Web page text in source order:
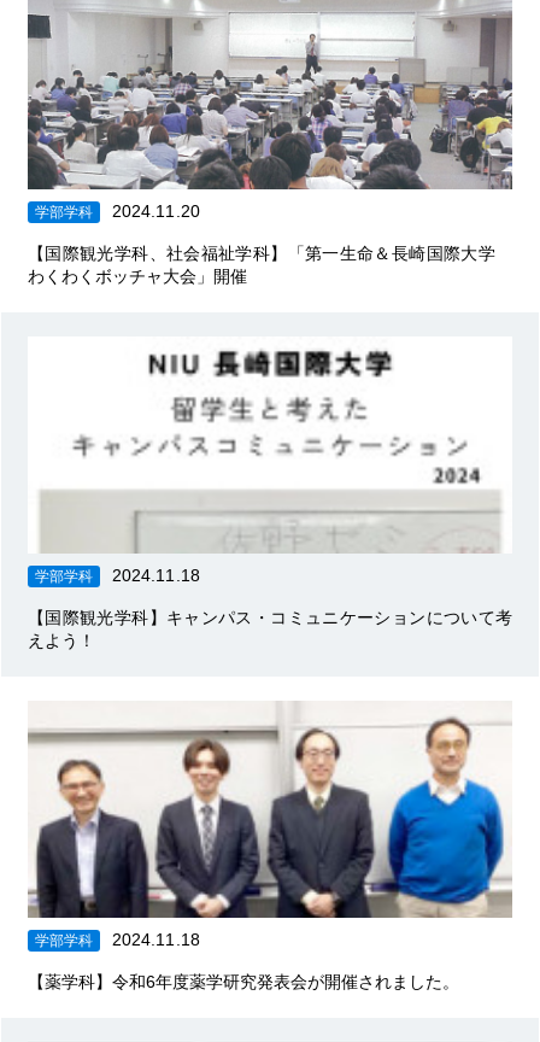
学部学科 2024.11.20
【国際観光学科、社会福祉学科】「第一生命＆長崎国際大学
わくわくボッチャ大会」開催
学部学科 2024.11.18
【国際観光学科】キャンパス・コミュニケーションについて考
えよう！
学部学科 2024.11.18
【薬学科】令和6年度薬学研究発表会が開催されました。